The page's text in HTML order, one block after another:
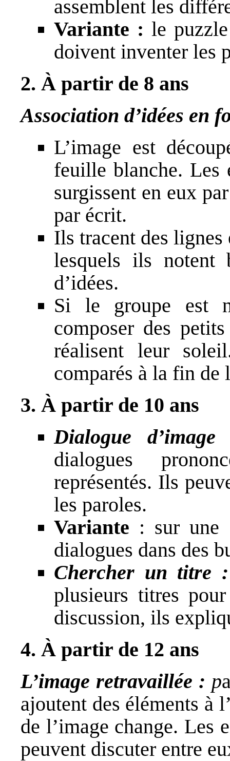
assemblent les
Variante : le
doivent inventer les
2. À partir de 8 ans
Association d’idées en
L’image est
feuille blanche. Les
surgissent en eux
par écrit.
Ils tracent des
lesquels ils notent
d’idées.
Si le groupe est
composer des
réalisent leur
comparés à la fin de
3. À partir de 10 ans
Dialogue
dialogues
représentés. Ils
les paroles.
Variante : sur une
dialogues dans des
Chercher un
plusieurs titres
discussion, ils
4. À partir de 12 ans
L’image retravaillée : p
ajoutent des éléments à
de l’image change. Les
peuvent discuter entre